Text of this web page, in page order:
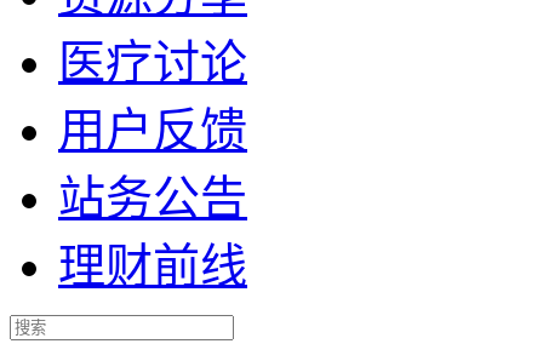
医疗讨论
用户反馈
站务公告
理财前线